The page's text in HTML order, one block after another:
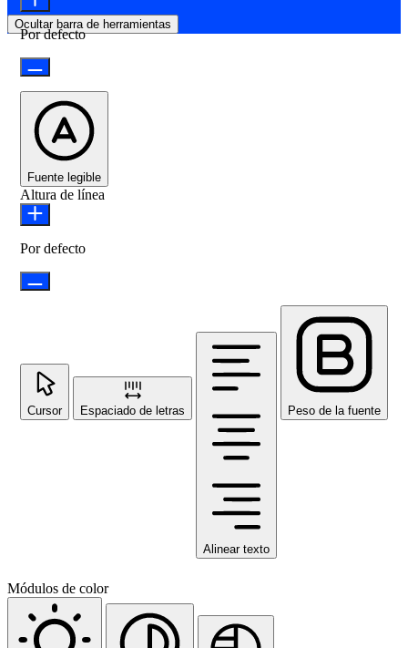
Ocultar barra de herramientas
Por defecto
Fuente legible
Altura de línea
Por defecto
Cursor Espaciado de letras
Alinear texto
Peso de la fuente
Módulos de color